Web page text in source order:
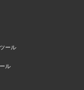
ール
ル